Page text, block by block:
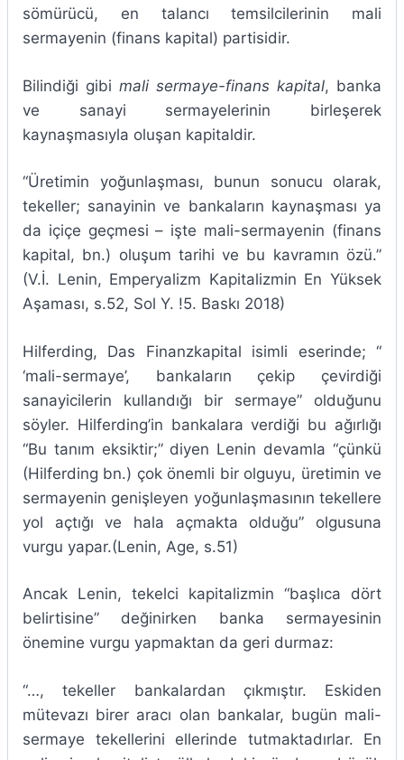
sömürücü, en talancı temsilcilerinin mali
sermayenin (finans kapital) partisidir.
Bilindiği gibi mali sermaye-finans kapital, banka
ve sanayi sermayelerinin birleşerek
kaynaşmasıyla oluşan kapitaldir.
“Üretimin yoğunlaşması, bunun sonucu olarak,
tekeller; sanayinin ve bankaların kaynaşması ya
da içiçe geçmesi – işte mali-sermayenin (finans
kapital, bn.) oluşum tarihi ve bu kavramın özü.”
(V.İ. Lenin, Emperyalizm Kapitalizmin En Yüksek
Aşaması, s.52, Sol Y. !5. Baskı 2018)
Hilferding, Das Finanzkapital isimli eserinde; “
‘mali-sermaye’, bankaların çekip çevirdiği
sanayicilerin kullandığı bir sermaye” olduğunu
söyler. Hilferding’in bankalara verdiği bu ağırlığı
“Bu tanım eksiktir;” diyen Lenin devamla “çünkü
(Hilferding bn.) çok önemli bir olguyu, üretimin ve
sermayenin genişleyen yoğunlaşmasının tekellere
yol açtığı ve hala açmakta olduğu” olgusuna
vurgu yapar.(Lenin, Age, s.51)
Ancak Lenin, tekelci kapitalizmin “başlıca dört
belirtisine” değinirken banka sermayesinin
önemine vurgu yapmaktan da geri durmaz:
“…, tekeller bankalardan çıkmıştır. Eskiden
mütevazı birer aracı olan bankalar, bugün mali-
sermaye tekellerini ellerinde tutmaktadırlar. En